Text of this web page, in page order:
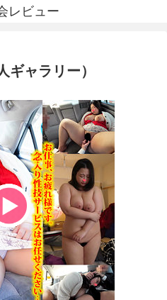
レビュー
ャラリー）